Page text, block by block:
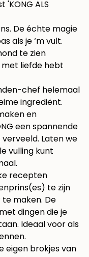
De échte magie
als je ‘m vult.
te zien
liefde hebt
chef helemaal
ingrediënt.
en
een spannende
Laten we
vulling kunt
recepten
te zijn
maken. De
dingen die je
Ideaal voor als
eigen brokjes van